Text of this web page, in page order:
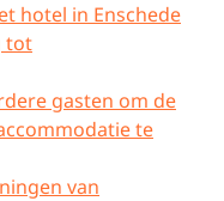
hotel in Enschede
tot
gasten om de
te
van